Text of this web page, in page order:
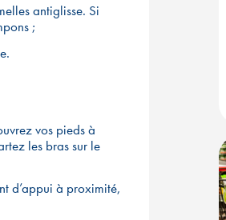
antiglisse. Si
;
vos pieds à
les bras sur le
d’appui à proximité,